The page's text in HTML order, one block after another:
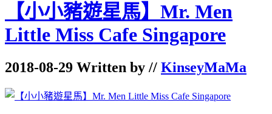
【小小豬遊星馬】Mr. Men
Little Miss Cafe Singapore
2018-08-29 Written by // KinseyMaMa